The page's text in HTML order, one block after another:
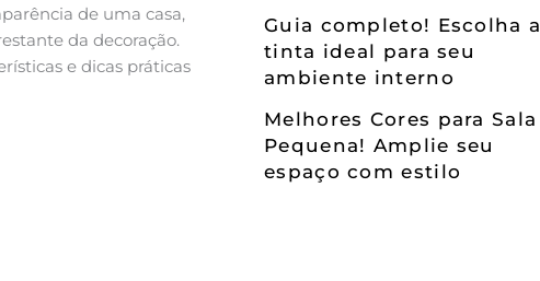
de uma casa,
da decoração.
e dicas práticas
Guia completo! Escolha a
tinta ideal para seu
ambiente interno
Melhores Cores para Sala
Pequena! Amplie seu
espaço com estilo